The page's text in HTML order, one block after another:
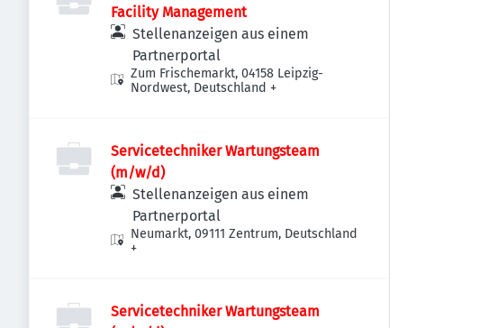
Facility Management
Stellenanzeigen aus einem
Partnerportal
Zum Frischemarkt, 04158 Leipzig-
Nordwest, Deutschland +
Servicetechniker Wartungsteam
(m/w/d)
Stellenanzeigen aus einem
Partnerportal
Neumarkt, 09111 Zentrum, Deutschland
+
Servicetechniker Wartungsteam